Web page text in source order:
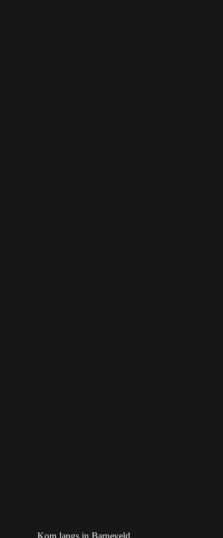
Kom langs in Barneveld